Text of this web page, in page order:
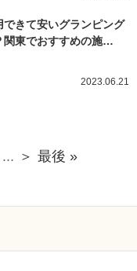
できて安いグランピング
関東でおすすめの施…
2023.06.21
... ＞ 最後 »